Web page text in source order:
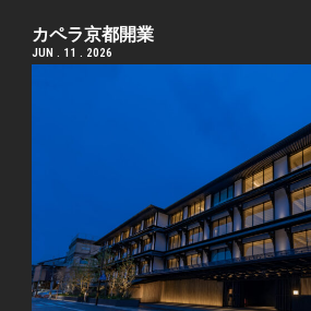
カペラ京都開業
JUN . 11 . 2026